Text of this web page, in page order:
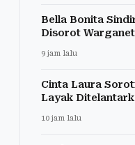
Bella Bonita
Disorot Warganet
9 jam lalu
Cinta Laura
Layak
10 jam lalu